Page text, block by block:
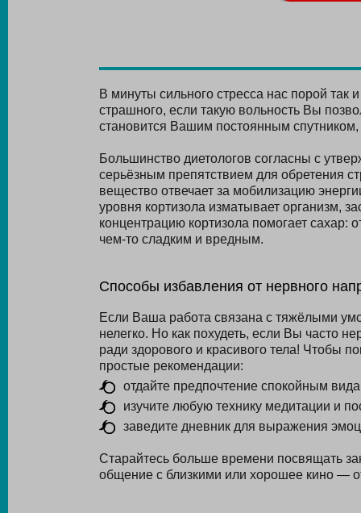
В минуты сильного стресса нас порой так
страшного, если такую вольность Вы
становится Вашим постоянным
Большинство диетологов согласны с
серьёзным препятствием для обретения
вещество отвечает за мобилизацию
уровня кортизола изматывает организм,
концентрацию кортизола помогает сахар:
чем-то сладким и вредным.
Способы избавления от нервного
Если Ваша работа связана с тяжёлыми
нелегко. Но как похудеть, если Вы часто
ради здорового и красивого тела! Чтобы
простые рекомендации:
отдайте предпочтение спокойным
изучите любую технику медитации и
заведите дневник для выражения
Старайтесь больше времени посвящать
общение с близкими или хорошее кино —